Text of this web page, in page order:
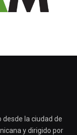
desde la ciudad de
y dirigido por